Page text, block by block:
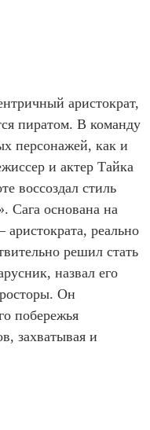
аристократ,
пиратом. В команду
персонажей, как и
и актер Тайка
воссоздал стиль
Сага основана на
реально
решил стать
назвал его
Он
побережья
захватывая и